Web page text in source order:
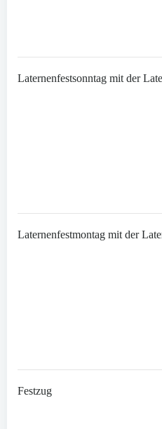
Laternenfestsonntag mit der
Laternenfestmontag mit der
Festzug